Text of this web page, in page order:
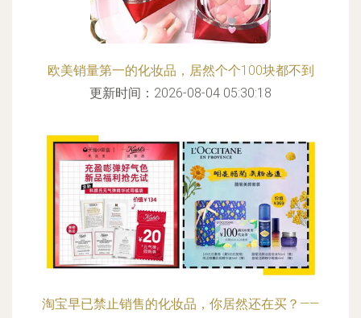
欧美销量第一的化妆品，居然个个100块都不到
更新时间：2026-08-04 05:30:18
淘宝早已禁止销售的化妆品，你居然还在买？——